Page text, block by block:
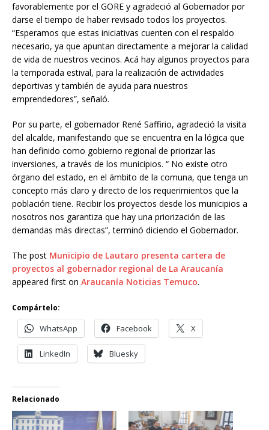
favorablemente por el GORE y agradeció al Gobernador por
darse el tiempo de haber revisado todos los proyectos.
“Esperamos que estas iniciativas cuenten con el respaldo
necesario, ya que apuntan directamente a mejorar la calidad
de vida de nuestros vecinos. Acá hay algunos proyectos para
la temporada estival, para la realización de actividades
deportivas y también de ayuda para nuestros
emprendedores”, señaló.
Por su parte, el gobernador René Saffirio, agradeció la visita
del alcalde, manifestando que se encuentra en la lógica que
han definido como gobierno regional de priorizar las
inversiones, a través de los municipios. “ No existe otro
órgano del estado, en el ámbito de la comuna, que tenga un
concepto más claro y directo de los requerimientos que la
población tiene. Recibir los proyectos desde los municipios a
nosotros nos garantiza que hay una priorización de las
demandas más directas”, terminó diciendo el Gobernador.
The post Municipio de Lautaro presenta cartera de
proyectos al gobernador regional de La Araucanía
appeared first on Araucanía Noticias Temuco.
Compártelo:
WhatsApp Facebook X
LinkedIn Bluesky
Relacionado